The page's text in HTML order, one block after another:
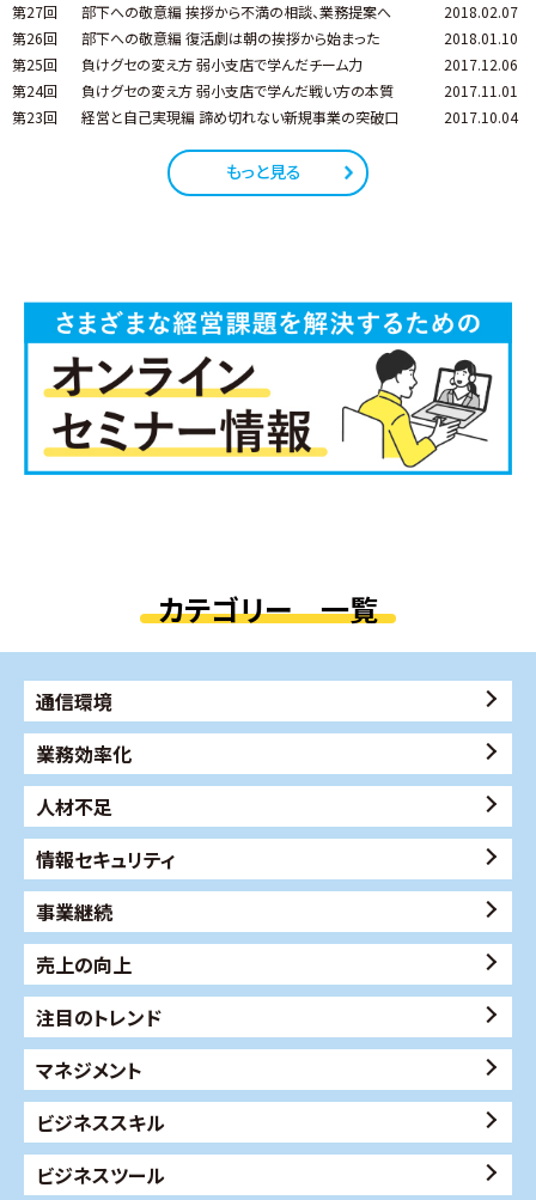
第27回
部下への敬意編 挨拶から不満の相談、業務提案へ
2018.02.07
第26回
部下への敬意編 復活劇は朝の挨拶から始まった
2018.01.10
第25回
負けグセの変え方 弱小支店で学んだチーム力
2017.12.06
第24回
負けグセの変え方 弱小支店で学んだ戦い方の本質
2017.11.01
第23回
経営と自己実現編 諦め切れない新規事業の突破口 2017.10.04
もっと見る
カテゴリー 一覧
通信環境
業務効率化
人材不足
情報セキュリティ
事業継続
売上の向上
注目のトレンド
マネジメント
ビジネススキル
ビジネスツール